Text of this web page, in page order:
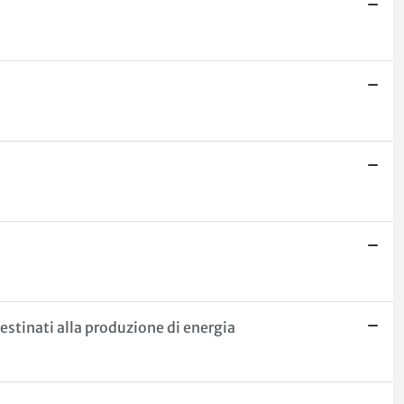
alla produzione di energia